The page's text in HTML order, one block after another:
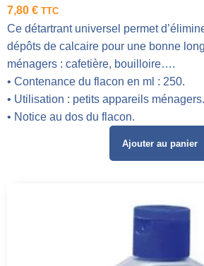
7,80 € TTC
Ce détartrant universel permet
dépôts de calcaire pour une bonne
ménagers : cafetière, bouilloire….
• Contenance du flacon en ml : 250.
• Utilisation : petits appareils ménagers.
• Notice au dos du flacon.
Ajouter au panier